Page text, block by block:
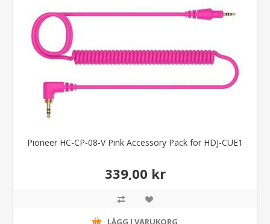
Pioneer HC-CP-08-V Pink Accessory Pack for HDJ-CUE1
339,00 kr
LÄGG I VARUKORG